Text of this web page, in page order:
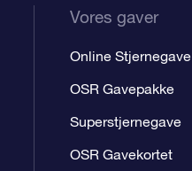
Vores gaver
Online Stjernegave
OSR Gavepakke
Superstjernegave
OSR Gavekortet